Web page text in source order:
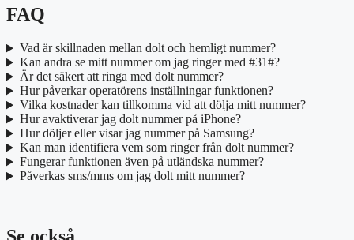
FAQ
Vad är skillnaden mellan dolt och hemligt nummer?
Kan andra se mitt nummer om jag ringer med #31#?
Är det säkert att ringa med dolt nummer?
Hur påverkar operatörens inställningar funktionen?
Vilka kostnader kan tillkomma vid att dölja mitt nummer?
Hur avaktiverar jag dolt nummer på iPhone?
Hur döljer eller visar jag nummer på Samsung?
Kan man identifiera vem som ringer från dolt nummer?
Fungerar funktionen även på utländska nummer?
Påverkas sms/mms om jag dolt mitt nummer?